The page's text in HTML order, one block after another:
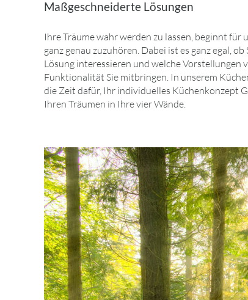
Maßgeschneiderte Lösungen
Ihre Träume wahr werden zu lassen, beginnt für
ganz genau zuzuhören. Dabei ist es ganz egal,
Lösung interessieren und welche Vorstellungen
Funktionalität Sie mitbringen. In unserem
die Zeit dafür, Ihr individuelles Küchenkonzept
Ihren Träumen in Ihre vier Wände.